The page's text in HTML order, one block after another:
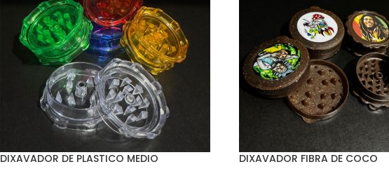
DIXAVADOR DE PLASTICO MEDIO DIXAVADOR FIBRA DE COCO